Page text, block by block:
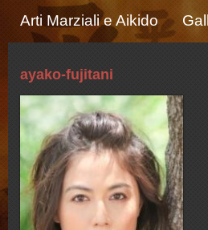
Arti Marziali e Aikido
ayako-fujitani